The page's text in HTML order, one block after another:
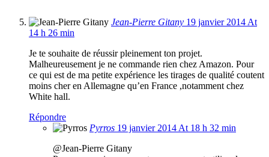
Jean-Pierre Gitany 19 janvier 2014 At
14 h 26 min
Je te souhaite de réussir pleinement ton projet.
Malheureusement je ne commande rien chez Amazon. Pour
ce qui est de ma petite expérience les tirages de qualité coutent
moins cher en Allemagne qu’en France ,notamment chez
White hall.
Répondre
Pyrros 19 janvier 2014 At 18 h 32 min
@Jean-Pierre Gitany